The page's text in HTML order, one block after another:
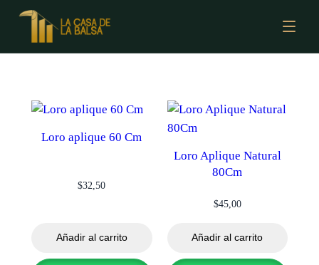
Loro aplique 60 Cm
$32,50
Añadir al carrito
Loro Aplique Natural
80Cm
$45,00
Añadir al carrito